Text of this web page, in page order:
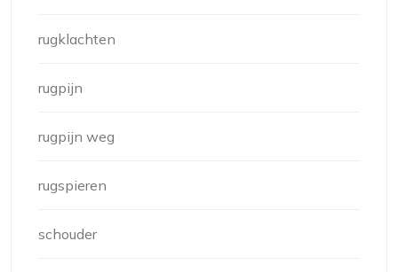
rugklachten
rugpijn
rugpijn weg
rugspieren
schouder